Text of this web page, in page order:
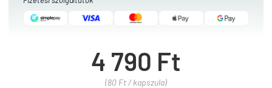
4 790 Ft
(80 Ft / kapszula)